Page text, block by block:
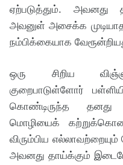
ஏற்படுத்தும்.
அவனுள் அசைக்க
நம்பிக்கையாக
ஒரு சிறிய
குறைபாடுள்ளோர்
கொண்டிருந்த தனது
மொழியைக்
விரும்பிய
அவனது தாய்க்கும்